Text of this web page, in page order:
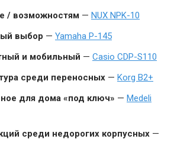
/ возможностям — NUX NPK-10
выбор — Yamaha P-145
и мобильный — Casio CDP-S110
среди переносных — Korg B2+
для дома «под ключ» — Medeli
среди недорогих корпусных —